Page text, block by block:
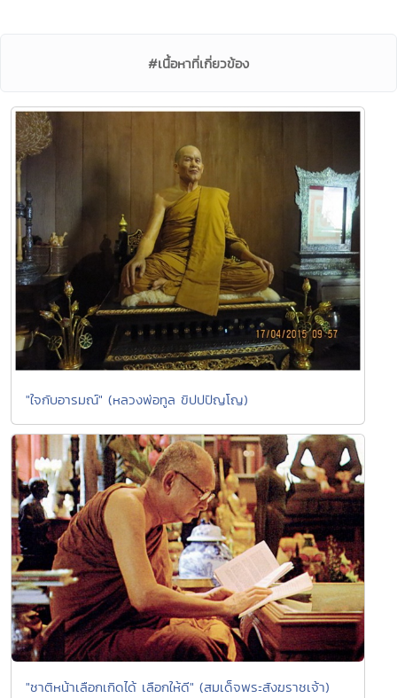
#เนื้อหาที่เกี่ยวข้อง
"ใจกับอารมณ์" (หลวงพ่อทูล ขิปปปัญโญ)
"ชาติหน้าเลือกเกิดได้ เลือกให้ดี" (สมเด็จพระสังฆราชเจ้า)